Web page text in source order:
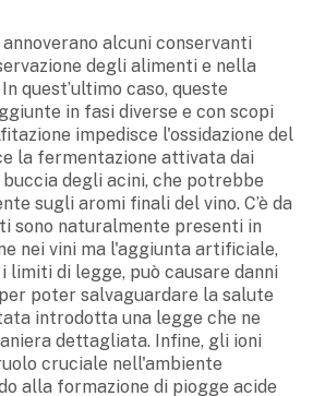
alcuni conservanti
degli alimenti e nella
quest’ultimo caso, queste
in fasi diverse e con scopi
impedisce l'ossidazione del
la fermentazione attivata dai
degli acini, che potrebbe
sugli aromi finali del vino. C’è da
sono naturalmente presenti in
nei vini ma l'aggiunta artificiale,
limiti di legge, può causare danni
poter salvaguardare la salute
introdotta una legge che ne
dettagliata. Infine, gli ioni
cruciale nell'ambiente
alla formazione di piogge acide